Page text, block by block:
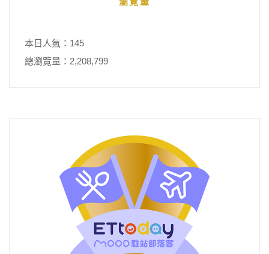
本日人氣：145
總瀏覽量：2,208,799